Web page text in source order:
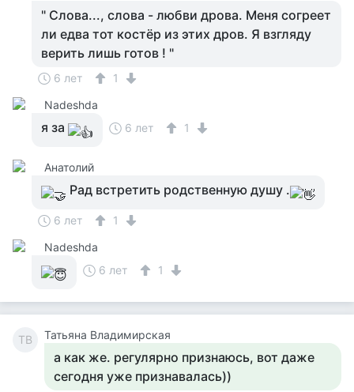
" Слова..., слова - любви дрова. Меня согреет
ли едва тот костёр из этих дров. Я взгляду
верить лишь готов ! "
6 лет
1
Nadeshda
я за 6 лет 1
Анатолий
Рад встретить родственную душу .
6 лет
1
Nadeshda
6 лет
1
ТВ Татьяна Владимирская
а как же. регулярно признаюсь, вот даже
сегодня уже признавалась))